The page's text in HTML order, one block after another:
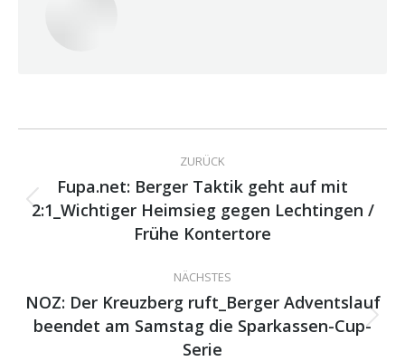
Kommentarnavigation
ZURÜCK
Vorheriger
Beitrag:
Fupa.net: Berger Taktik geht auf mit
2:1_Wichtiger Heimsieg gegen Lechtingen /
Frühe Kontertore
NÄCHSTES
Nächster
Beitrag:
NOZ: Der Kreuzberg ruft_Berger Adventslauf
beendet am Samstag die Sparkassen-Cup-
Serie